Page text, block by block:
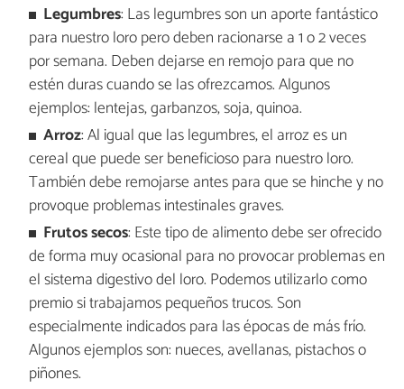
Legumbres: Las legumbres son un aporte fantástico
para nuestro loro pero deben racionarse a 1 o 2 veces
por semana. Deben dejarse en remojo para que no
estén duras cuando se las ofrezcamos. Algunos
ejemplos: lentejas, garbanzos, soja, quinoa.
Arroz: Al igual que las legumbres, el arroz es un
cereal que puede ser beneficioso para nuestro loro.
También debe remojarse antes para que se hinche y no
provoque problemas intestinales graves.
Frutos secos: Este tipo de alimento debe ser ofrecido
de forma muy ocasional para no provocar problemas en
el sistema digestivo del loro. Podemos utilizarlo como
premio si trabajamos pequeños trucos. Son
especialmente indicados para las épocas de más frío.
Algunos ejemplos son: nueces, avellanas, pistachos o
piñones.